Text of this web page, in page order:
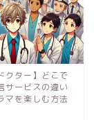
クター】どこで
サービスの違い
マを楽しむ方法